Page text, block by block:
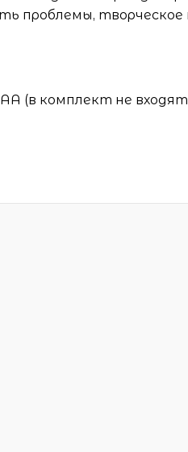
проблемы, творческое
(в комплект не